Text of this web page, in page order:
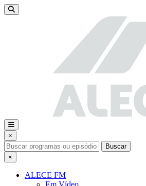
×
Buscar
×
ALECE FM
Em Vídeo